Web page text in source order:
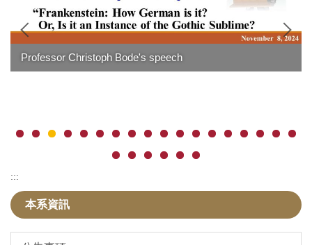
Professor Christoph Bode's speech
:::
本系資訊